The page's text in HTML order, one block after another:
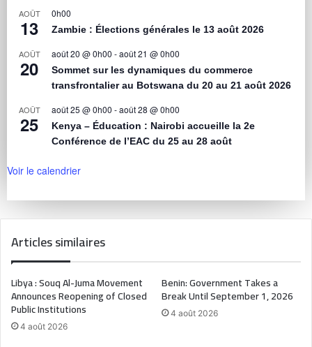
AOÛT
13
0h00
Zambie : Élections générales le 13 août 2026
AOÛT
20
août 20 @ 0h00 -août 21 @ 0h00
Sommet sur les dynamiques du commerce
transfrontalier au Botswana du 20 au 21 août 2026
AOÛT
25
août 25 @ 0h00 -août 28 @ 0h00
Kenya – Éducation : Nairobi accueille la 2e
Conférence de l’EAC du 25 au 28 août
Voir le calendrier
Articles similaires
Libya : Souq Al-Juma Movement
Announces Reopening of Closed
Public Institutions
4 août 2026
Benin: Government Takes a
Break Until September 1, 2026
4 août 2026